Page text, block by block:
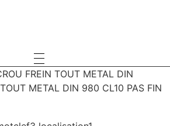
FREIN TOUT METAL DIN
METAL DIN 980 CL10 PAS FIN